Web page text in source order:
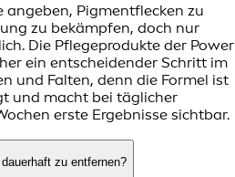
angeben, Pigmentflecken zu
zu bekämpfen, doch nur
Die Pflegeprodukte der Power
ein entscheidender Schritt im
und Falten, denn die Formel ist
und macht bei täglicher
erste Ergebnisse sichtbar.
zu entfernen?